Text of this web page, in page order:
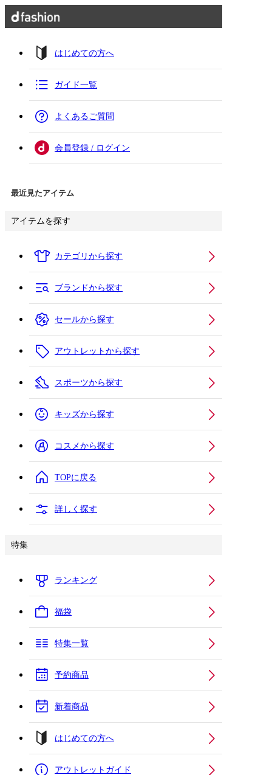
はじめての方へ
ガイド一覧
よくあるご質問
会員登録 / ログイン
最近見たアイテム
アイテムを探す
カテゴリから探す
ブランドから探す
セールから探す
アウトレットから探す
スポーツから探す
キッズから探す
コスメから探す
TOPに戻る
詳しく探す
特集
ランキング
福袋
特集一覧
予約商品
新着商品
はじめての方へ
アウトレットガイド